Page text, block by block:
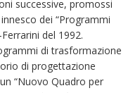
successive, promossi
dei “Programmi
del 1992.
di trasformazione
di progettazione
“Nuovo Quadro per